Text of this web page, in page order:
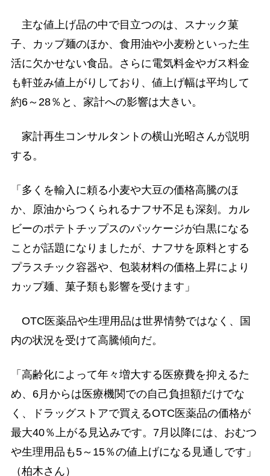
主な値上げ品の中で目立つのは、スナック菓
子、カップ麺のほか、食用油や小麦粉といった生
活に欠かせない食品。さらに電気料金やガス料金
も軒並み値上がりしており、値上げ幅は平均して
約6～28％と、家計への影響は大きい。
家計再生コンサルタントの横山光昭さんが説明
する。
「多くを輸入に頼る小麦や大豆の価格高騰のほ
か、原油からつくられるナフサ不足も深刻。カル
ビーのポテトチップスのパッケージが白黒になる
ことが話題になりましたが、ナフサを原料とする
プラスチック容器や、包装材料の価格上昇により
カップ麺、菓子類も影響を受けます」
OTC医薬品や生理用品は世界情勢ではなく、国
内の状況を受けて高騰傾向だ。
「高齢化によって年々増大する医療費を抑えるた
め、6月からは医療機関での自己負担額だけでな
く、ドラッグストアで買えるOTC医薬品の価格が
最大40％上がる見込みです。7月以降には、おむつ
や生理用品も5～15％の値上げになる見通しです」
（柏木さん）